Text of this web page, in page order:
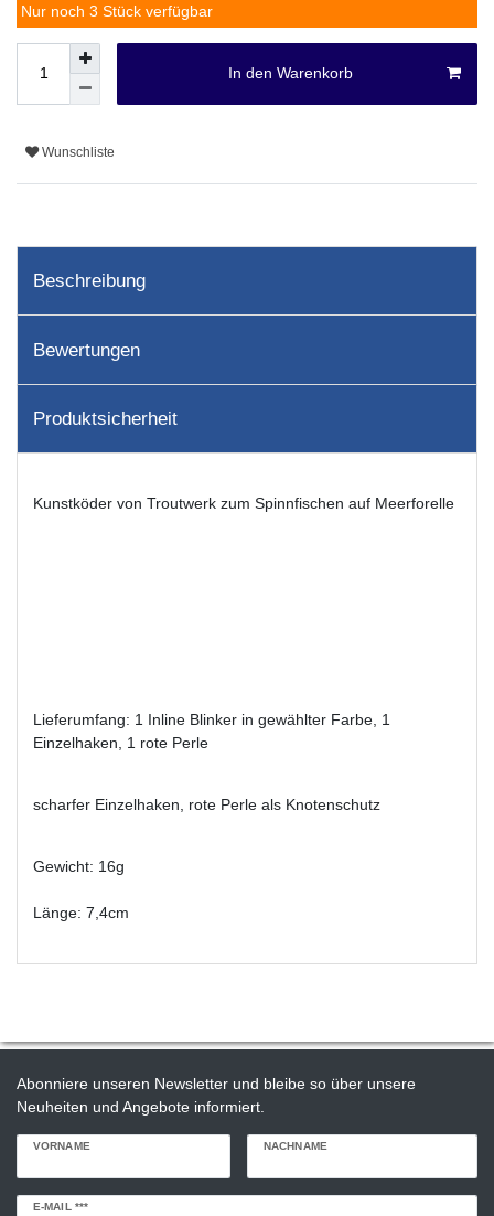
Nur noch 3 Stück verfügbar
In den Warenkorb
Wunschliste
Beschreibung
Bewertungen
Produktsicherheit
Kunstköder von Troutwerk zum Spinnfischen auf Meerforelle
Lieferumfang: 1 Inline Blinker in gewählter Farbe, 1
Einzelhaken, 1 rote Perle
scharfer Einzelhaken, rote Perle als Knotenschutz
Gewicht: 16g
Länge: 7,4cm
Abonniere unseren Newsletter und bleibe so über unsere
Neuheiten und Angebote informiert.
VORNAME NACHNAME
E-MAIL ***
Newsletter